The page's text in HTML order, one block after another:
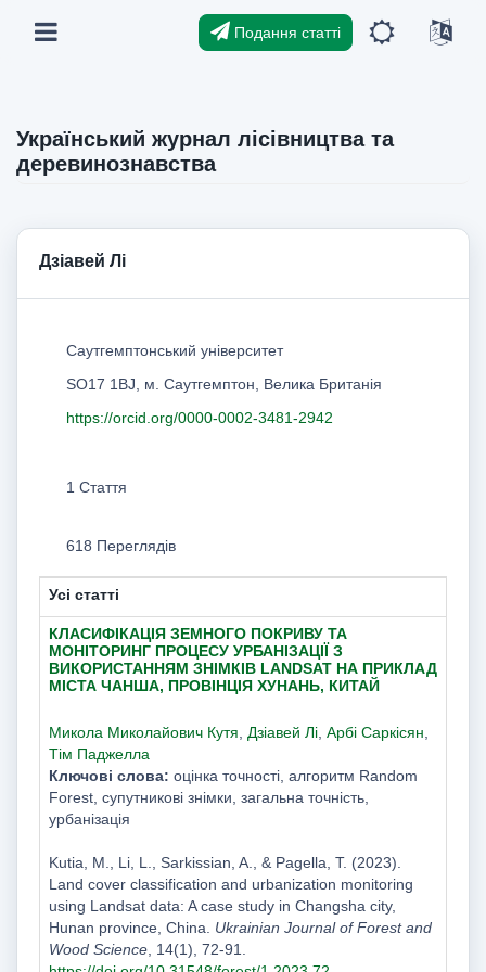
Подання статті
Український журнал лісівництва та
деревинознавства
Дзіавей Лі
Саутгемптонський університет
SO17 1BJ, м. Саутгемптон, Велика Британія
https://orcid.org/0000-0002-3481-2942
1 Стаття
618 Переглядів
Усі статті
КЛАСИФІКАЦІЯ ЗЕМНОГО ПОКРИВУ ТА
МОНІТОРИНГ ПРОЦЕСУ УРБАНІЗАЦІЇ З
ВИКОРИСТАННЯМ ЗНІМКІВ LANDSAT НА ПРИКЛАД
МІСТА ЧАНША, ПРОВІНЦІЯ ХУНАНЬ, КИТАЙ
Микола Миколайович Кутя Дзіавей Лі, Арбі Саркісян
Тім Паджелла
Ключові слова: оцінка точності, алгоритм Random
Forest, супутникові знімки, загальна точність,
урбанізація
Kutia, M., Li, L., Sarkissian, A., & Pagella, T. (2023).
Land cover classification and urbanization monitoring
using Landsat data: A case study in Changsha city,
Hunan province, China. Ukrainian Journal of Forest and
Wood Science, 14(1), 72-91.